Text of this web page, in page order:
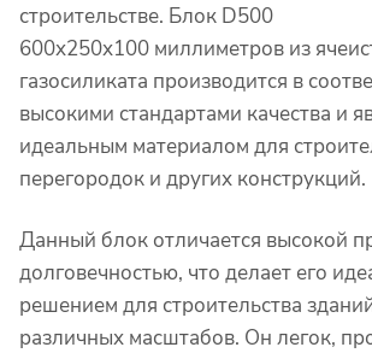
строительстве. Блок D500
600х250х100 миллиметров из
газосиликата производится в
высокими стандартами качества и
идеальным материалом для
перегородок и других конструкций.
Данный блок отличается высокой
долговечностью, что делает его
решением для строительства
различных масштабов. Он легок,